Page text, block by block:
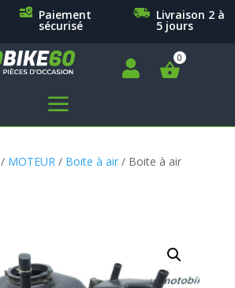
Paiement
sécurisé
Livraison 2 à
5 jours

a
/ MOTEUR / Boite à air/ Boite à air